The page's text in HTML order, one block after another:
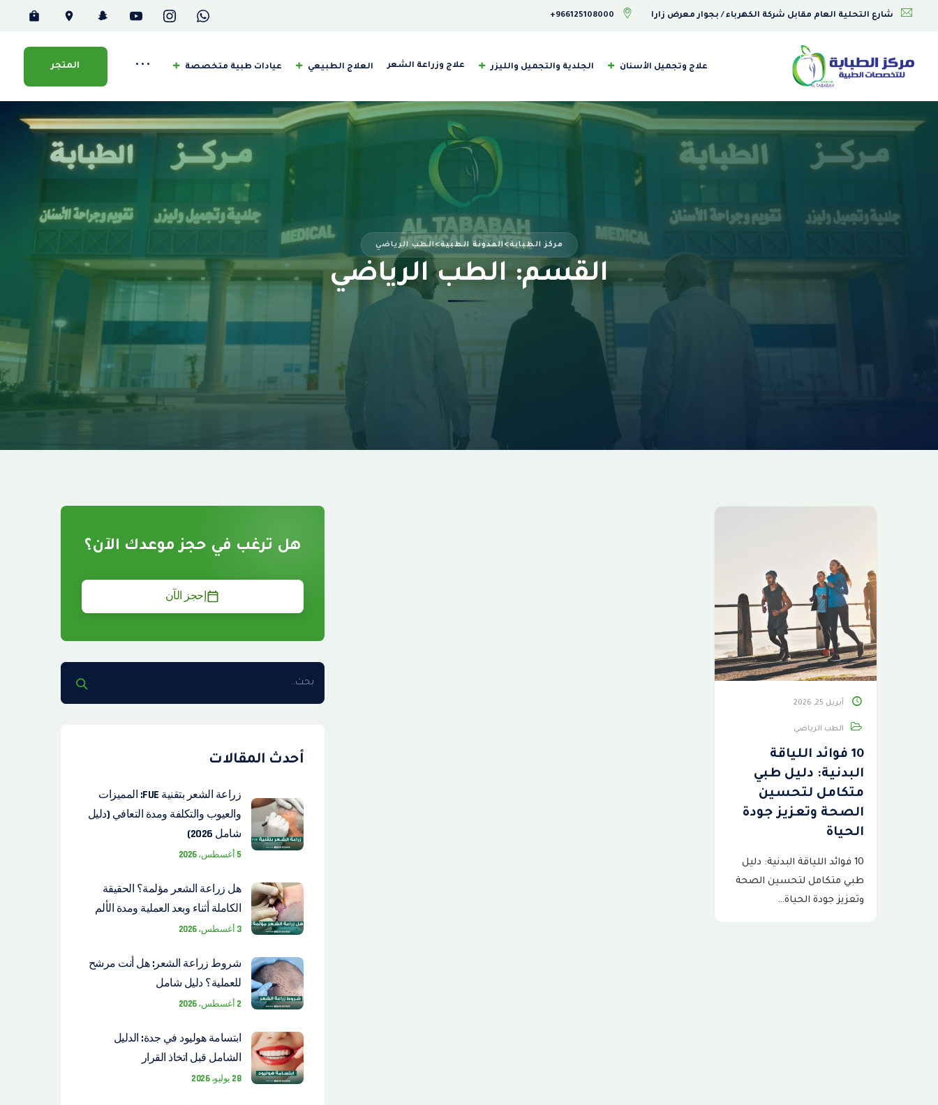
شارع التحلية العام مقابل شركة الكهرباء / بجوار معرض زارا
علاج وتجميل الأسنان الجلدية والتجميل والليزر علاج وزراعة الشعر العلاج الطبيعي عيادات طبية متخصصة ••• المتجر
القسم: الطب الرياضي
مركز الطبابة> المدونة الطبية>الطب الرياضي
أبريل 25, 2026
الطب الرياضي
10 فوائد اللياقة
البدنية: دليل طبي
متكامل لتحسين
الصحة وتعزيز جودة
الحياة
10 فوائد اللياقة البدنية: دليل
طبي متكامل لتحسين الصحة
وتعزيز جودة الحياة…
هل ترغب في حجز موعدك الآن؟
إحجز الآن
أحدث المقالات
زراعة الشعر بتقنية FUE: المميزات
والعيوب والتكلفة ومدة التعافي (دليل
شامل 2026)
5 أغسطس، 2026
هل زراعة الشعر مؤلمة؟ الحقيقة
الكاملة أثناء وبعد العملية ومدة الألم
3 أغسطس، 2026
شروط زراعة الشعر: هل أنت مرشح
للعملية؟ دليل شامل
2 أغسطس، 2026
ابتسامة هوليود في جدة: الدليل
الشامل قبل اتخاذ القرار
28 يوليو، 2026